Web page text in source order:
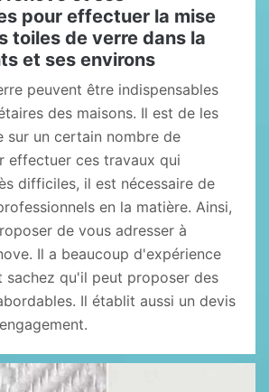
pour effectuer la mise
toiles de verre dans la
et ses environs
peuvent être indispensables
des maisons. Il est de les
sur un certain nombre de
effectuer ces travaux qui
difficiles, il est nécessaire de
en la matière. Ainsi,
de vous adresser à
Il a beaucoup d'expérience
sachez qu'il peut proposer des
Il établit aussi un devis